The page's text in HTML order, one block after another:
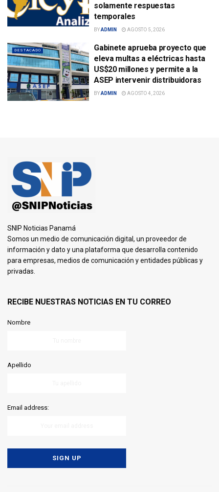
solamente respuestas
temporales
BYADMIN AGOSTO 5, 2026
DESTACADO
Gabinete aprueba proyecto que
eleva multas a eléctricas hasta
US$20 millones y permite a la
ASEP intervenir distribuidoras
BYADMIN AGOSTO 4, 2026
SNIP Noticias Panamá
Somos un medio de comunicación digital, un proveedor de
información y dato y una plataforma que desarrolla contenido
para empresas, medios de comunicación y entidades públicas y
privadas.
RECIBE NUESTRAS NOTICIAS EN TU CORREO
Nombre
Apellido
Email address: